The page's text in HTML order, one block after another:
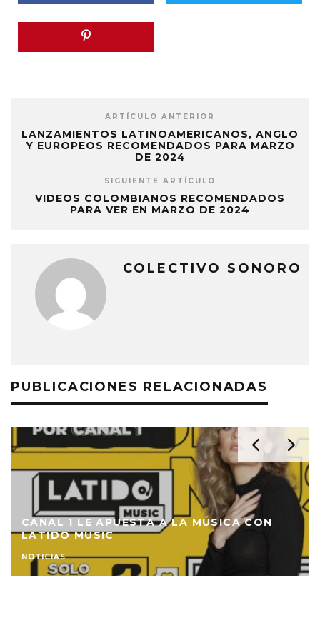
ARTÍCULO ANTERIOR
LANZAMIENTOS LATINOAMERICANOS, ANGLO
Y EUROPEOS RECOMENDADOS PARA MARZO
DE 2024
SIGUIENTE ARTÍCULO
VIDEOS COLOMBIANOS RECOMENDADOS
PARA VER EN MARZO DE 2024
COLECTIVO SONORO
PUBLICACIONES RELACIONADAS
CANAL 1 LE APUESTA A LA MÚSICA CON
LATIDO MUSIC
NOTICIAS